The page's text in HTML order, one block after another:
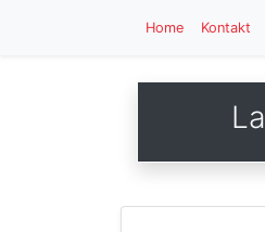
Home Kontakt